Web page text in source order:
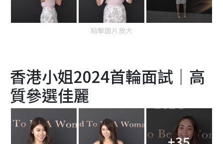
點擊圖片放大
香港小姐2024首輪面試｜高
質參選佳麗